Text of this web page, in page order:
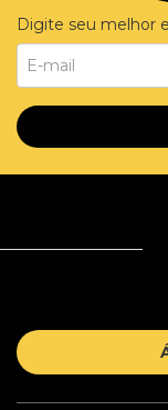
Digite seu melhor